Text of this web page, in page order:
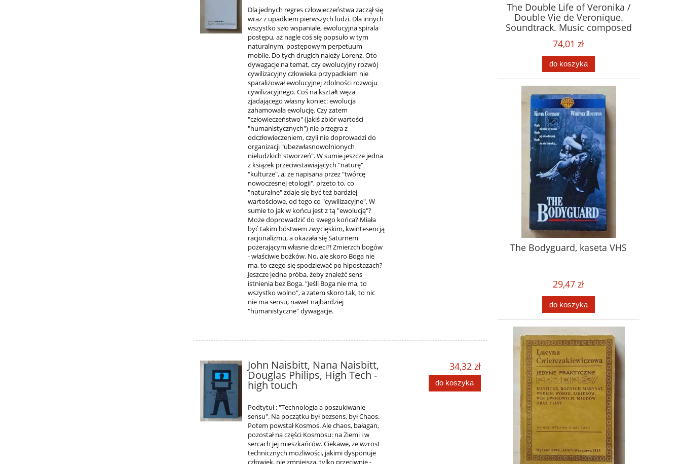
Dla jednych regres człowieczeństwa zaczął się
wraz z upadkiem pierwszych ludzi. Dla innych
wszystko szło wspaniale, ewolucyjna spirala
postępu, aż nagle coś się popsuło w tym
naturalnym, postępowym perpetuum
mobile. Do tych drugich należy Lorenz. Oto
dywagacje na temat, czy ewolucyjny rozwój
cywilizacyjny człowieka przypadkiem nie
sparaliżował ewolucyjnej zdolności rozwoju
cywilizacyjnego. Coś na kształt węża
zjadającego własny koniec: ewolucja
zahamowała ewolucję. Czy zatem
"człowieczeństwo" (jakiś zbiór wartości
"humanistycznych") nie przegra z
odczłowieczeniem, czyli nie doprowadzi do
organizacji "ubezwłasnowolnionych
nieludzkich stworzeń". W sumie jeszcze jedna
z książek przeciwstawiających "naturę"
"kulturze", a, że napisana przez "twórcę
nowoczesnej etologii", przeto to, co
"naturalne" zdaje się być też bardziej
wartościowe, od tego co "cywilizacyjne". W
sumie to jak w końcu jest z tą "ewolucją"?
Może doprowadzić do swego końca? Miała
być takim bóstwem zwycięskim, kwintesencją
racjonalizmu, a okazała się Saturnem
pożerającym własne dzieci?! Zmierzch bogów
- właściwie bożków. No, ale skoro Boga nie
ma, to czego się spodziewać po hipostazach?
Jeszcze jedna próba, żeby znaleźć sens
istnienia bez Boga. "Jeśli Boga nie ma, to
wszystko wolno", a zatem skoro tak, to nic
nie ma sensu, nawet najbardziej
"humanistyczne" dywagacje.
John Naisbitt, Nana Naisbitt,
Douglas Philips, High Tech -
high touch
Podtytuł : "Technologia a poszukiwanie
sensu". Na początku był bezsens, był Chaos.
Potem powstał Kosmos. Ale chaos, bałagan,
pozostał na części Kosmosu: na Ziemi i w
sercach jej mieszkańców. Ciekawe, że wzrost
technicznych możliwości, jakimi dysponuje
człowiek, nie zmniejsza, tylko przeciwnie -
34,32 zł
do koszyka
The Double Life of Veronika /
Double Vie de Veronique.
Soundtrack. Music composed
by Zbigniew Preisner. Płyta
CD
74,01 zł
do koszyka
The Bodyguard, kaseta VHS
29,47 zł
do koszyka